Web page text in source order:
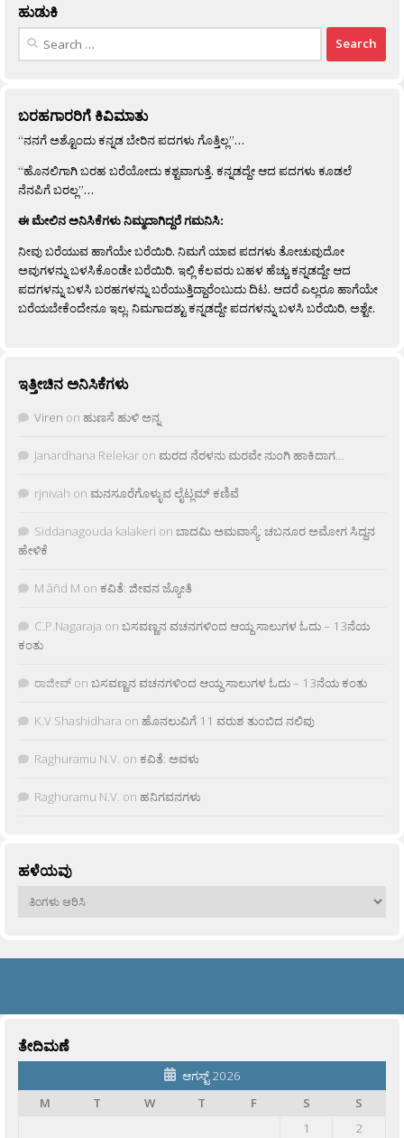
ಹುಡುಕಿ
Search
ಬರಹಗಾರರಿಗೆ ಕಿವಿಮಾತು
“ನನಗೆ ಅಶ್ಟೊಂದು ಕನ್ನಡ ಬೇರಿನ ಪದಗಳು ಗೊತ್ತಿಲ್ಲ”…
“ಹೊನಲಿಗಾಗಿ ಬರಹ ಬರೆಯೋದು ಕಶ್ಟವಾಗುತ್ತೆ. ಕನ್ನಡದ್ದೇ ಆದ ಪದಗಳು ಕೂಡಲೆ
ನೆನಪಿಗೆ ಬರಲ್ಲ”…
ಈ ಮೇಲಿನ ಅನಿಸಿಕೆಗಳು ನಿಮ್ಮದಾಗಿದ್ದರೆ ಗಮನಿಸಿ:
ನೀವು ಬರೆಯುವ ಹಾಗೆಯೇ ಬರೆಯಿರಿ. ನಿಮಗೆ ಯಾವ ಪದಗಳು ತೋಚುವುದೋ
ಅವುಗಳನ್ನು ಬಳಸಿಕೊಂಡೇ ಬರೆಯಿರಿ. ಇಲ್ಲಿ ಕೆಲವರು ಬಹಳ ಹೆಚ್ಚು ಕನ್ನಡದ್ದೇ ಆದ
ಪದಗಳನ್ನು ಬಳಸಿ ಬರಹಗಳನ್ನು ಬರೆಯುತ್ತಿದ್ದಾರೆಂಬುದು ದಿಟ. ಆದರೆ ಎಲ್ಲರೂ ಹಾಗೆಯೇ
ಬರೆಯಬೇಕೆಂದೇನೂ ಇಲ್ಲ. ನಿಮಗಾದಶ್ಟು ಕನ್ನಡದ್ದೇ ಪದಗಳನ್ನು ಬಳಸಿ ಬರೆಯಿರಿ, ಅಶ್ಟೇ.
ಇತ್ತೀಚಿನ ಅನಿಸಿಕೆಗಳು
Viren on ಹುಣಸೆ ಹುಳಿ ಅನ್ನ
Janardhana Relekar on ಮರದ ನೆರಳನು ಮರವೇ ನುಂಗಿ ಹಾಕಿದಾಗ…
rjnivah on ಮನಸೂರೆಗೊಳ್ಳುವ ಲೈಟ್ಲಮ್ ಕಣಿವೆ
Siddanagouda kalakeri on ಬಾದಮಿ ಅಮವಾಸ್ಯೆ: ಚಬನೂರ ಅಮೋಗ ಸಿದ್ದನ
ಹೇಳಿಕೆ
M âñd M on ಕವಿತೆ: ಜೀವನ ಜ್ಯೋತಿ
C.P.Nagaraja on ಬಸವಣ್ಣನ ವಚನಗಳಿಂದ ಆಯ್ದ ಸಾಲುಗಳ ಓದು – 13ನೆಯ
ಕಂತು
ರಾಜೀವ್ on ಬಸವಣ್ಣನ ವಚನಗಳಿಂದ ಆಯ್ದ ಸಾಲುಗಳ ಓದು – 13ನೆಯ ಕಂತು
K.V Shashidhara on ಹೊನಲುವಿಗೆ 11 ವರುಶ ತುಂಬಿದ ನಲಿವು
Raghuramu N.V. on ಕವಿತೆ: ಅವಳು
Raghuramu N.V. on ಹನಿಗವನಗಳು
ಹಳೆಯವು
ಹಳೆಯವು
ತೇದಿಮಣೆ
ಆಗಸ್ಟ್ 2026
M
T W T F S
S
1
2